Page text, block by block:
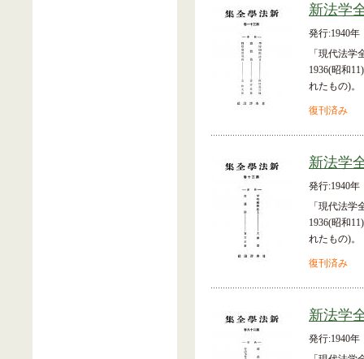
新法学
発行:1940年
「現代法
1936(昭和
れたもの)。
復刊済み
新法学
発行:1940年
「現代法
1936(昭和
れたもの)。
復刊済み
新法学
発行:1940年